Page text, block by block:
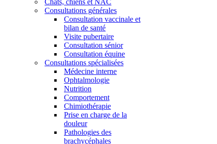
Chats, chiens et NAC
Consultations générales
Consultation vaccinale et
bilan de santé
Visite pubertaire
Consultation sénior
Consultation équine
Consultations spécialisées
Médecine interne
Ophtalmologie
Nutrition
Comportement
Chimiothérapie
Prise en charge de la
douleur
Pathologies des
brachycéphales